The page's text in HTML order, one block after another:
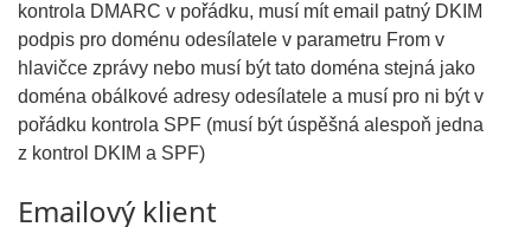
kontrola DMARC v pořádku, musí mít email patný DKIM
podpis pro doménu odesílatele v parametru From v
hlavičce zprávy nebo musí být tato doména stejná jako
doména obálkové adresy odesílatele a musí pro ni být v
pořádku kontrola SPF (musí být úspěšná alespoň jedna
z kontrol DKIM a SPF)
Emailový klient